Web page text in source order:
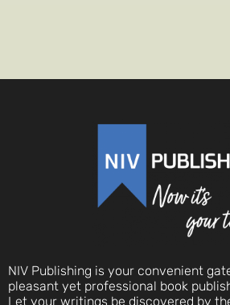
NIV Publishing is your convenient
pleasant yet professional book
Let your writings be discovered by